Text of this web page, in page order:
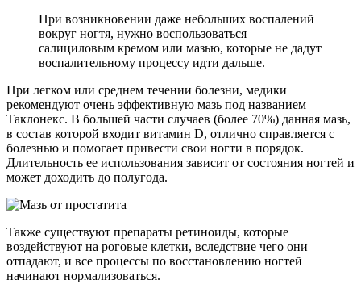
При возникновении даже небольших воспалений
вокруг ногтя, нужно воспользоваться
салициловым кремом или мазью, которые не дадут
воспалительному процессу идти дальше.
При легком или среднем течении болезни, медики
рекомендуют очень эффективную мазь под названием
Таклонекс. В большей части случаев (более 70%) данная мазь,
в состав которой входит витамин D, отлично справляется с
болезнью и помогает привести свои ногти в порядок.
Длительность ее использования зависит от состояния ногтей и
может доходить до полугода.
Также существуют препараты ретиноиды, которые
воздействуют на роговые клетки, вследствие чего они
отпадают, и все процессы по восстановлению ногтей
начинают нормализоваться.